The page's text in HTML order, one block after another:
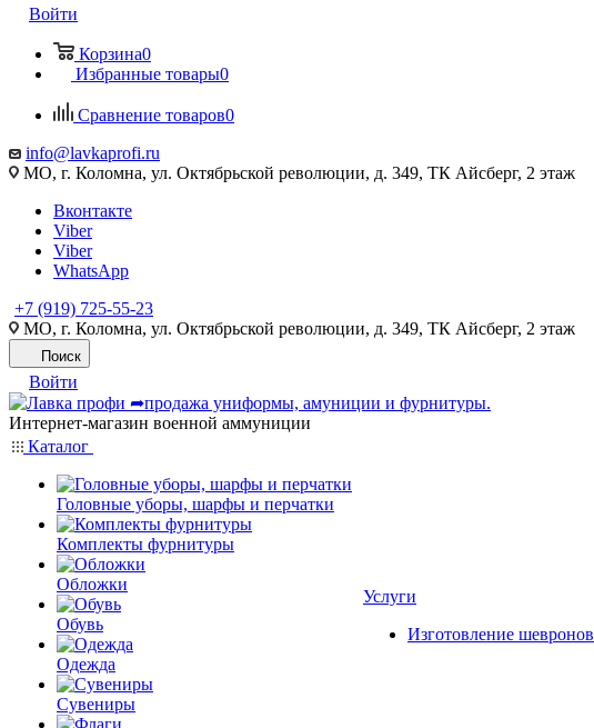
Войти
Корзина0
Избранные товары0
Сравнение товаров0
info@lavkaprofi.ru
МО, г. Коломна, ул. Октябрьской революции, д. 349, ТК Айсберг, 2 этаж
Вконтакте
Viber
Viber
WhatsApp
+7 (919) 725-55-23
МО, г. Коломна, ул. Октябрьской революции, д. 349, ТК Айсберг, 2 этаж
Поиск
Войти
Интернет-магазин военной аммуниции
Каталог
Головные уборы, шарфы и перчатки
Комплекты фурнитуры
Обложки
Обувь
Одежда
Сувениры
Услуги
Изготовление шевронов